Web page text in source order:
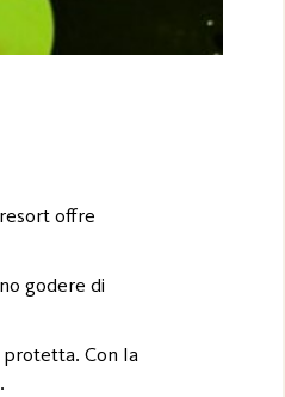
offre
godere di
protetta. Con la